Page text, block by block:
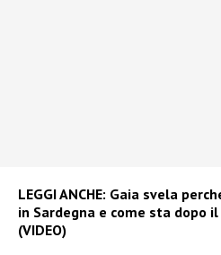
LEGGI ANCHE: Gaia svela
in Sardegna e come sta dopo
(VIDEO)